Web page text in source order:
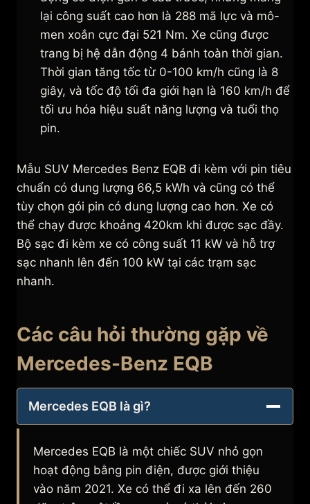
lại công suất cao hơn là 288 mã lực và mô-
men xoắn cực đại 521 Nm. Xe cũng được
trang bị hệ dẫn động 4 bánh toàn thời gian.
Thời gian tăng tốc từ 0-100 km/h cũng là 8
giây, và tốc độ tối đa giới hạn là 160 km/h để
tối ưu hóa hiệu suất năng lượng và tuổi thọ
pin.
Mẫu SUV Mercedes Benz EQB đi kèm với pin tiêu
chuẩn có dung lượng 66,5 kWh và cũng có thể
tùy chọn gói pin có dung lượng cao hơn. Xe có
thể chạy được khoảng 420km khi được sạc đầy.
Bộ sạc đi kèm xe có công suất 11 kW và hỗ trợ
sạc nhanh lên đến 100 kW tại các trạm sạc
nhanh.
Các câu hỏi thường gặp về
Mercedes-Benz EQB
Mercedes EQB là gì?
Mercedes EQB là một chiếc SUV nhỏ gọn
hoạt động bằng pin điện, được giới thiệu
vào năm 2021. Xe có thể đi xa lên đến 260